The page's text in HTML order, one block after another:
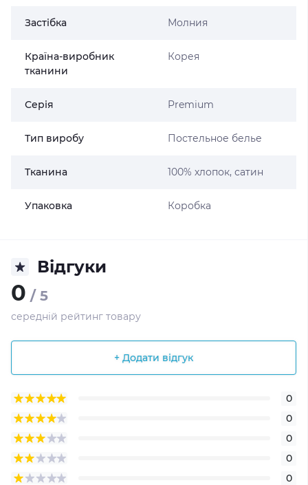
Застібка Молния
Країна-виробник
тканини
Корея
Серія Premium
Тип виробу Постельное белье
Тканина 100% хлопок, сатин
Упаковка Коробка
Відгуки
0 / 5
середній рейтинг товару
+ Додати відгук
0
0
0
0
0